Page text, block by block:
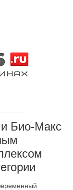
Био-Макс